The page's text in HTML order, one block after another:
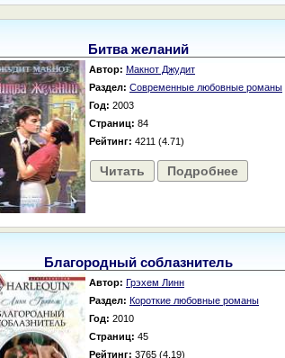
Битва желаний
Автор: Макнот Джудит
Раздел: Современные любовные романы
Год: 2003
Страниц: 84
Рейтинг: 4211 (4.71)
Читать Подробнее
Благородный соблазнитель
Автор: Грэхем Линн
Раздел: Короткие любовные романы
Год: 2010
Страниц: 45
Рейтинг: 3765 (4.19)